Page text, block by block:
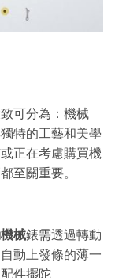
可分為：機械
特的工藝和美學
正在考慮購買機
至關重要。
械錶需透過轉動
動上發條的薄一
件擺陀